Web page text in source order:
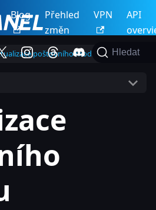
Blog
Přehled
změn
VPN
API
Hledat
poštovního modulu